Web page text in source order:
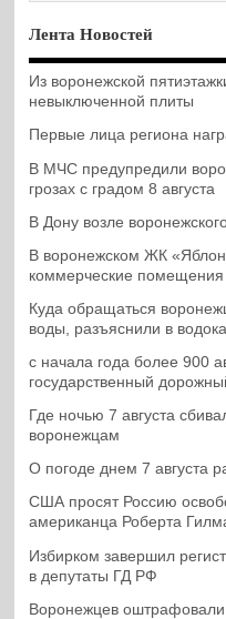
Лента Новостей
Из воронежской
невыключенной плиты
Первые лица региона
В МЧС предупредили
грозах с градом 8 августа
В Дону возле
В воронежском ЖК
коммерческие помещения
Куда обращаться
воды, разъяснили в
с начала года более 900
государственный
Где ночью 7 августа
воронежцам
О погоде днем 7 августа
США просят Россию
американца Роберта
Избирком завершил
в депутаты ГД РФ
Воронежцев оштрафовали